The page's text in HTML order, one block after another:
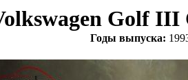
Golf III
Годы выпуска: